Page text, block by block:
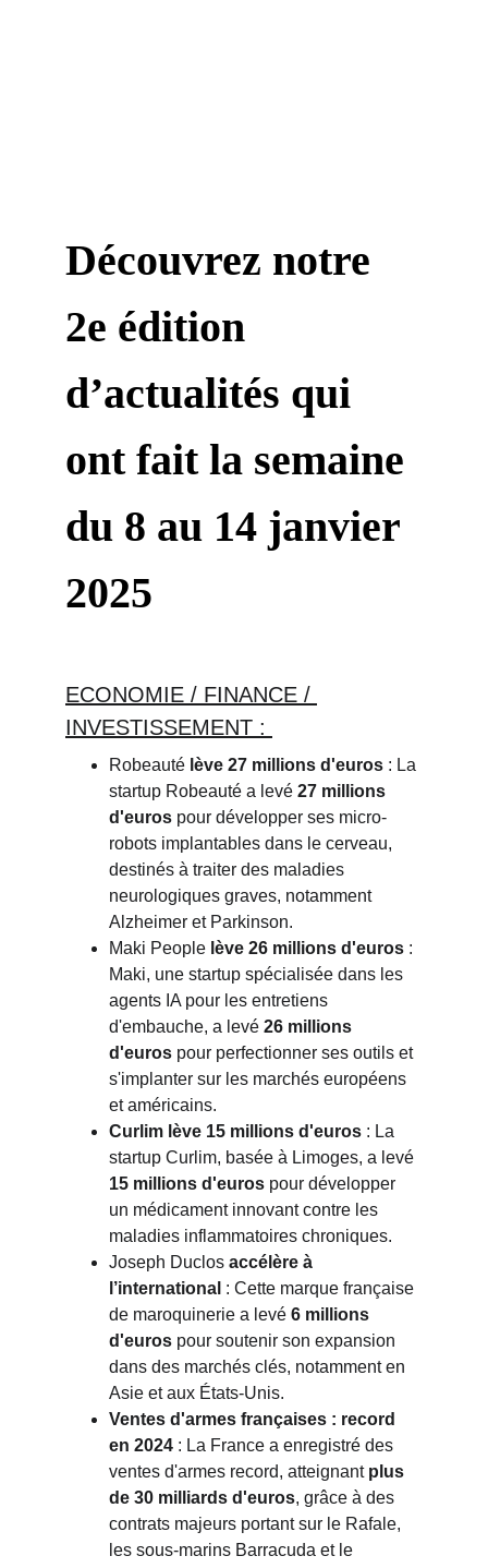
Découvrez notre
2e édition
d’actualités qui
ont fait la semaine
du 8 au 14 janvier
2025
ECONOMIE / FINANCE /
INVESTISSEMENT :
Robeauté lève 27 millions d'euros : La
startup Robeauté a levé 27 millions
d'euros pour développer ses micro-
robots implantables dans le cerveau,
destinés à traiter des maladies
neurologiques graves, notamment
Alzheimer et Parkinson.
Maki People lève 26 millions d'euros :
Maki, une startup spécialisée dans les
agents IA pour les entretiens
d'embauche, a levé 26 millions
d'euros pour perfectionner ses outils et
s'implanter sur les marchés européens
et américains.
Curlim lève 15 millions d'euros : La
startup Curlim, basée à Limoges, a levé
15 millions d'euros pour développer
un médicament innovant contre les
maladies inflammatoires chroniques.
Joseph Duclos accélère à
l’international : Cette marque française
de maroquinerie a levé 6 millions
d'euros pour soutenir son expansion
dans des marchés clés, notamment en
Asie et aux États-Unis.
Ventes d'armes françaises : record
en 2024 : La France a enregistré des
ventes d'armes record, atteignant plus
de 30 milliards d'euros, grâce à des
contrats majeurs portant sur le Rafale,
les sous-marins Barracuda et le